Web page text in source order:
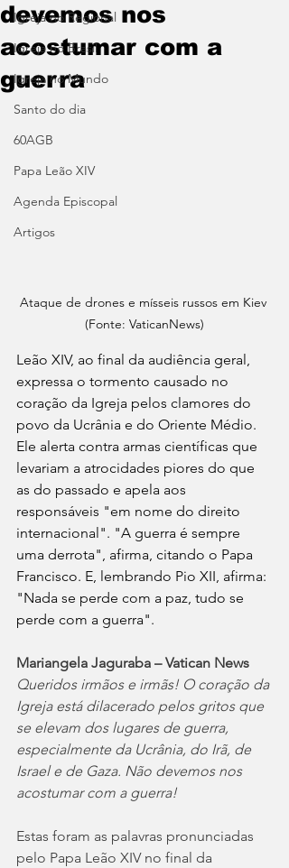
Igreja no Regional
Igreja no Brasil
Igreja no Mundo
Santo do dia
60AGB
Papa Leão XIV
Agenda Episcopal
Artigos
devemos nos
acostumar com a
guerra
Ataque de drones e mísseis russos em Kiev
(Fonte: VaticanNews)
Leão XIV, ao final da audiência geral,
expressa o tormento causado no
coração da Igreja pelos clamores do
povo da Ucrânia e do Oriente Médio.
Ele alerta contra armas científicas que
levariam a atrocidades piores do que
as do passado e apela aos
responsáveis "em nome do direito
internacional". "A guerra é sempre
uma derrota", afirma, citando o Papa
Francisco. E, lembrando Pio XII, afirma:
"Nada se perde com a paz, tudo se
perde com a guerra".
Mariangela Jaguraba – Vatican News
Queridos irmãos e irmãs! O coração da
Igreja está dilacerado pelos gritos que
se elevam dos lugares de guerra,
especialmente da Ucrânia, do Irã, de
Israel e de Gaza. Não devemos nos
acostumar com a guerra!
Estas foram as palavras pronunciadas
pelo Papa Leão XIV no final da